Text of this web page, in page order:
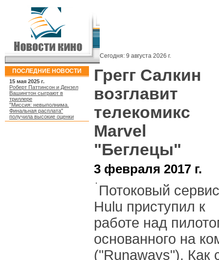
Сегодня: 9 августа 2026 г.
ПОСЛЕДНИЕ НОВОСТИ
15 мая 2025 г.
Роберт Паттинсон и Дензел
Вашингтон сыграют в
триллере
"Миссия: невыполнима.
Финальная расплата"
получила высокие оценки
Грегг Салкин
возглавит
телекомикс
Marvel
"Беглецы"
3 февраля 2017 г.
Потоковый сервис
Hulu приступил к
работе над
основанного на
("Runaways"). Как